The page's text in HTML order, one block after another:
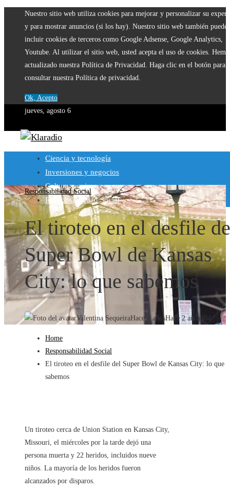
Nuestro sitio web utiliza cookies para mejorar y personalizar su
y para mostrar anuncios (si los hay). Nuestro sitio web también puede
incluir cookies de terceros como Google Adsense, Google Analytics,
Youtube. Al utilizar el sitio web, usted acepta el uso de cookies.
actualizado nuestra Política de Privacidad. Haga clic en el botón para
consultar nuestra Política de privacidad.
Ok, Acepto
jueves, agosto 6
Ciencia y tecnología
Inversiones y negocios
Cultura y ocio
Responsabilidad Social
Responsabilidad Social
El tiroteo en el desfile
Super Bowl de Kansas
City: lo que sabemos
Valentina SequeiraHace 2 añosHace 2 años 304
Home
Responsabilidad Social
El tiroteo en el desfile del Super Bowl de Kansas City: lo que
sabemos
Un tiroteo cerca de Union Station en Kansas City,
Missouri, el miércoles por la tarde dejó una
persona muerta y 22 heridos, incluidos nueve
niños. La mayoría de los heridos fueron
alcanzados por disparos.